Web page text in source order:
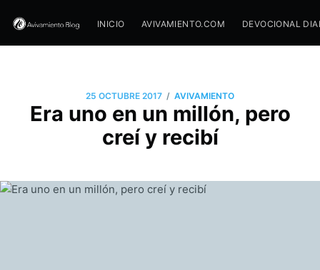
INICIO AVIVAMIENTO.COM DEVOCIONAL
25 OCTUBRE 2017 / AVIVAMIENTO
Era uno en un millón, pero
creí y recibí